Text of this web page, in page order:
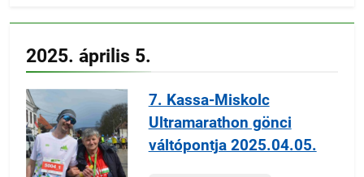
2025. április 5.
7. Kassa-Miskolc
Ultramarathon gönci
váltópontja 2025.04.05.